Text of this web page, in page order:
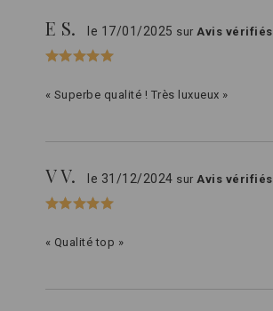
E S. le 17/01/2025 surAvis vérifiés
« Superbe qualité ! Très luxueux »
V V. le 31/12/2024 surAvis vérifiés
« Qualité top »